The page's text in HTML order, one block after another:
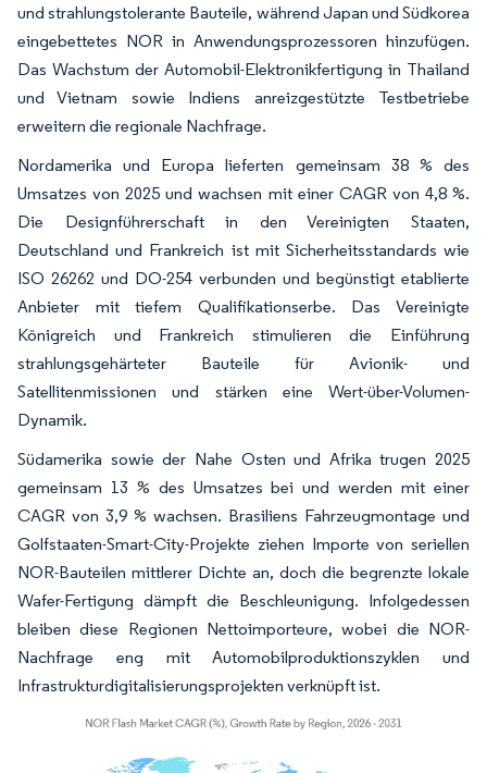
und strahlungstolerante Bauteile, während Japan und Südkorea
eingebettetes NOR in Anwendungsprozessoren hinzufügen.
Das Wachstum der Automobil-Elektronikfertigung in Thailand
und Vietnam sowie Indiens anreizgestützte Testbetriebe
erweitern die regionale Nachfrage.
Nordamerika und Europa lieferten gemeinsam 38 % des
Umsatzes von 2025 und wachsen mit einer CAGR von 4,8 %.
Die Designführerschaft in den Vereinigten Staaten,
Deutschland und Frankreich ist mit Sicherheitsstandards wie
ISO 26262 und DO-254 verbunden und begünstigt etablierte
Anbieter mit tiefem Qualifikationserbe. Das Vereinigte
Königreich und Frankreich stimulieren die Einführung
strahlungsgehärteter Bauteile für Avionik- und
Satellitenmissionen und stärken eine Wert-über-Volumen-
Dynamik.
Südamerika sowie der Nahe Osten und Afrika trugen 2025
gemeinsam 13 % des Umsatzes bei und werden mit einer
CAGR von 3,9 % wachsen. Brasiliens Fahrzeugmontage und
Golfstaaten-Smart-City-Projekte ziehen Importe von seriellen
NOR-Bauteilen mittlerer Dichte an, doch die begrenzte lokale
Wafer-Fertigung dämpft die Beschleunigung. Infolgedessen
bleiben diese Regionen Nettoimporteure, wobei die NOR-
Nachfrage eng mit Automobilproduktionszyklen und
Infrastrukturdigitalisierungsprojekten verknüpft ist.